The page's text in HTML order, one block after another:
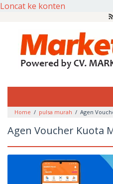
Loncat ke konten
Home / pulsa murah / Agen
Agen Voucher Kuota